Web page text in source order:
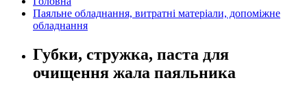
Паяльне обладнання, витратні матеріали, допоміжне
обладнання
Губки, стружка, паста для
очищення жала паяльника